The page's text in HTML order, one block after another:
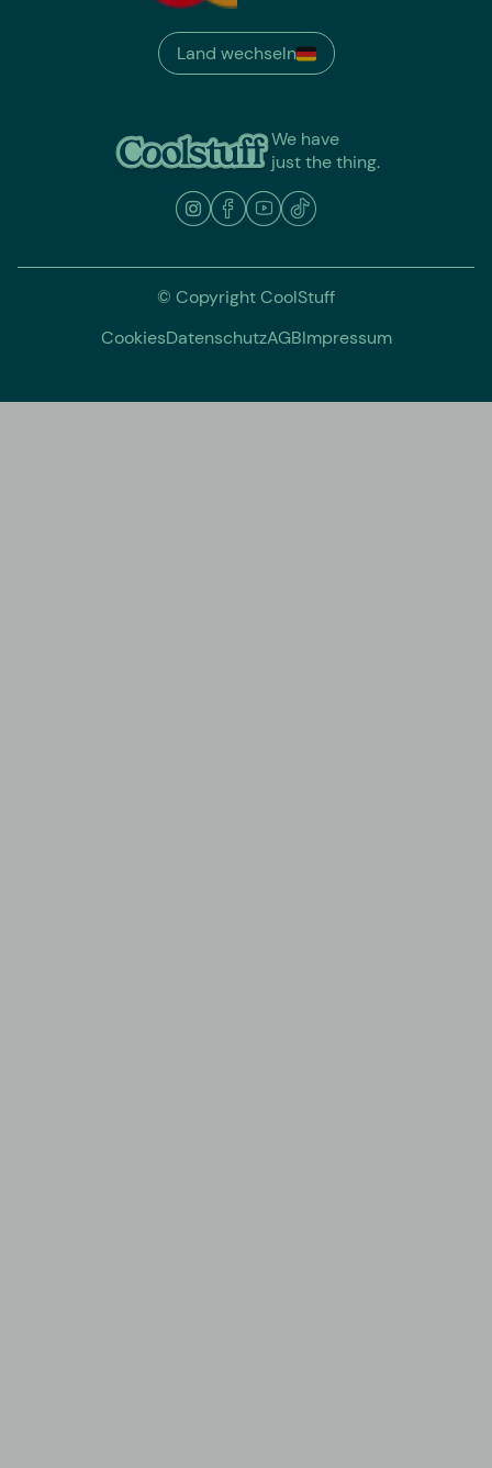
We have
just the thing.
Land wechseln
© Copyright CoolStuff
CookiesDatenschutzAGBImpressum